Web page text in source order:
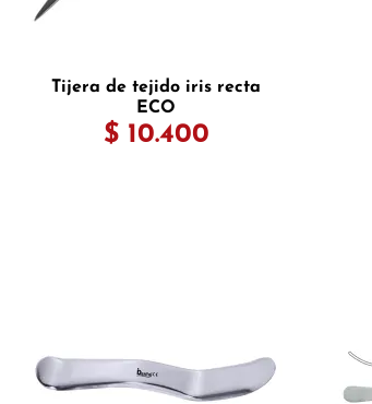
Tijera de tejido iris recta
ECO
$ 10.400